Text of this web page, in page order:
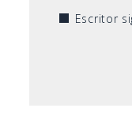
Escritor